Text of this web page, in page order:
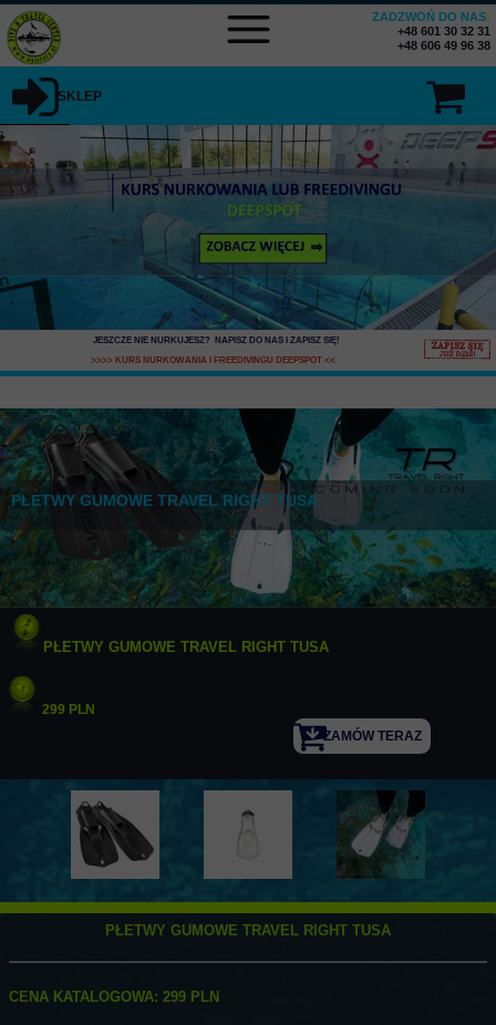
SKLEP
ZADZWOŃ DO NAS:
+48 601 30 32 31
+48 606 49 96 38
JESZCZE NIE NURKUJESZ? NAPISZ DO NAS I ZAPISZ SIĘ!
>>>> KURS NURKOWANIA I FREEDIVINGU DEEPSPOT<<
ZAMÓW TERAZ
SKLEP MENU
PŁETWY GUMOWE TRAVEL RIGHT TUSA
PŁETWY GUMOWE TRAVEL RIGHT TUSA
CENA KATALOGOWA: 299 PLN
PŁETWY GUMOWE TRAVEL RIGHT TUSA​​​​​​
299 PLN